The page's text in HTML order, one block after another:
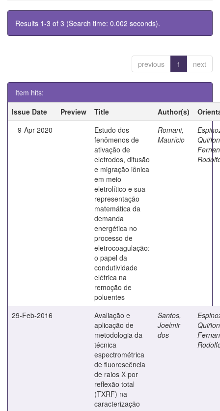
Results 1-3 of 3 (Search time: 0.002 seconds).
previous 1 next
Item hits:
Issue Date
Preview Title Author(s)
9-Apr-2020
Estudo dos
fenômenos de
ativação de
eletrodos, difusão
e migração iônica
em meio
eletrolítico e sua
representação
matemática da
demanda
energética no
processo de
eletrocoagulação:
o papel da
condutividade
elétrica na
remoção de
poluentes
Romani,
Maurício
29-Feb-2016
Avaliação e
aplicação de
metodologia da
técnica
espectrométrica
de fluorescência
de raios X por
reflexão total
(TXRF) na
caracterização
Santos,
Joelmir
dos